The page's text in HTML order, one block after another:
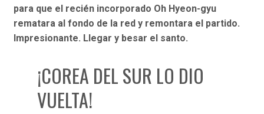
para que el recién incorporado Oh Hyeon-gyu
rematara al fondo de la red y remontara el partido.
Impresionante. Llegar y besar el santo.
¡COREA DEL SUR LO DIO
VUELTA!